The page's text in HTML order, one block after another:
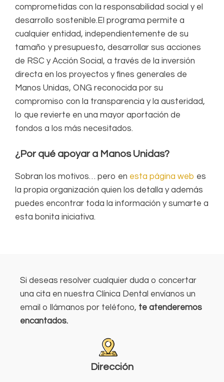
comprometidas con la responsabilidad social y el
desarrollo sostenible.El programa permite a
cualquier entidad, independientemente de su
tamaño y presupuesto, desarrollar sus acciones
de RSC y Acción Social, a través de la inversión
directa en los proyectos y fines generales de
Manos Unidas, ONG reconocida por su
compromiso con la transparencia y la austeridad,
lo que revierte en una mayor aportación de
fondos a los más necesitados.
¿Por qué apoyar a Manos Unidas?
Sobran los motivos… pero en esta página web es
la propia organización quien los detalla y además
puedes encontrar toda la información y sumarte a
esta bonita iniciativa.
Si deseas resolver cualquier duda o concertar
una cita en nuestra Clínica Dental envíanos un
email o llámanos por teléfono, te atenderemos
encantados.
Dirección